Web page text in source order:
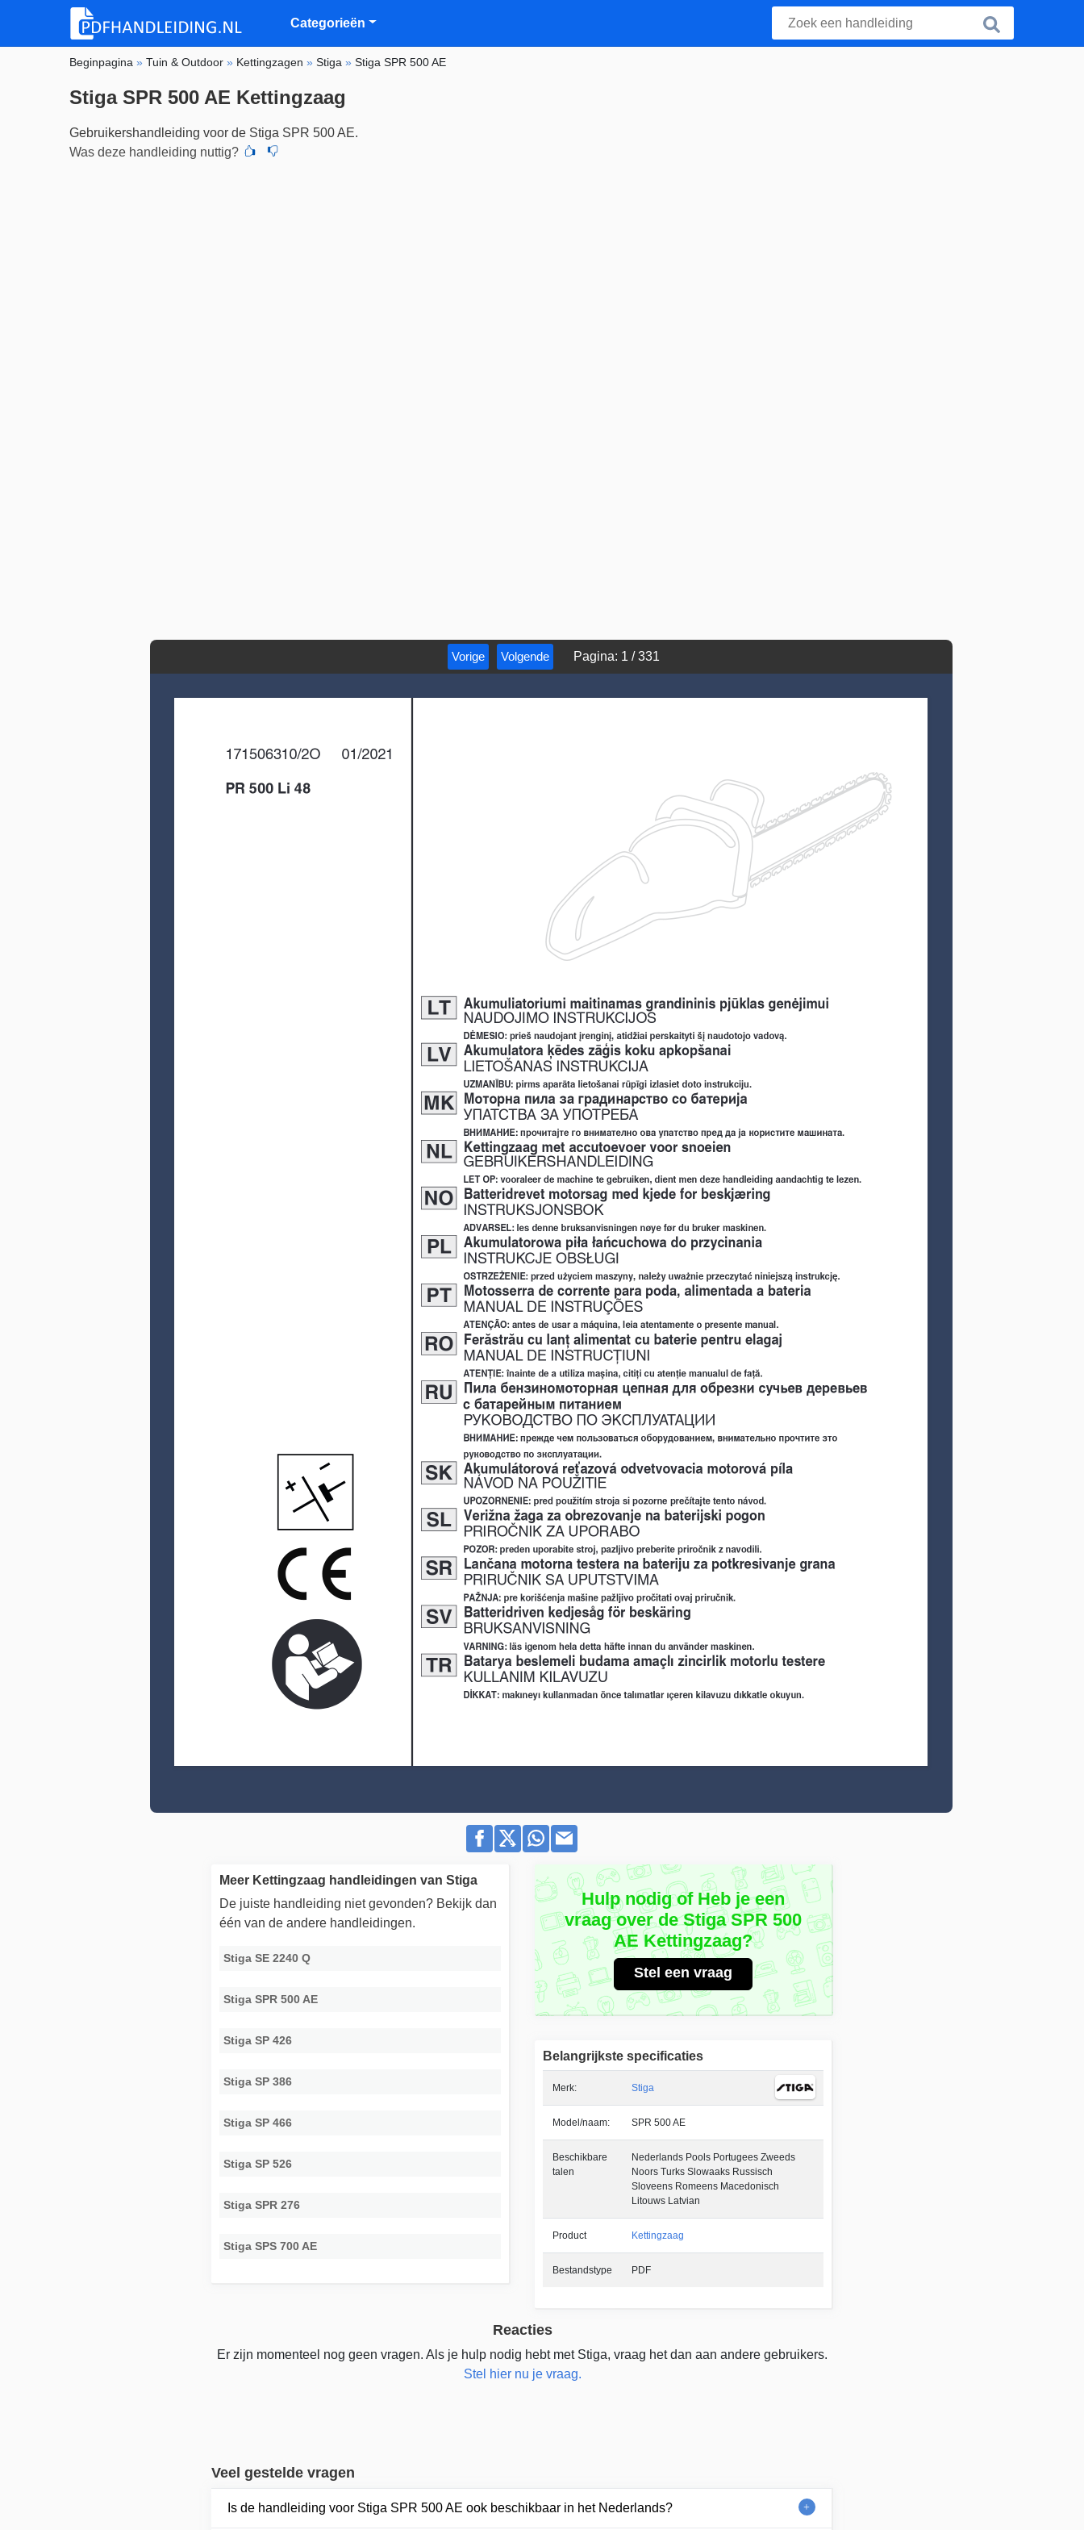
Categorieën
Beginpagina »Tuin & Outdoor » Kettingzagen »Stiga »Stiga SPR 500 AE
Stiga SPR 500 AE Kettingzaag
Gebruikershandleiding voor de Stiga SPR 500 AE.
Was deze handleiding nuttig?
Vorige Volgende Pagina: 1 /331
Hulp nodig of Heb je een
vraag over de Stiga SPR 500
AE Kettingzaag?
Stel een vraag
Belangrijkste specificaties
Merk: Stiga
Model/naam: SPR 500 AE
Beschikbare
talen
Nederlands Pools Portugees Zweeds
Noors Turks Slowaaks Russisch
Sloveens Romeens Macedonisch
Litouws Latvian
Product Kettingzaag
Bestandstype PDF
Meer Kettingzaag handleidingen van Stiga
De juiste handleiding niet gevonden? Bekijk dan
één van de andere handleidingen.
Stiga SE 2240 Q
Stiga SPR 500 AE
Stiga SP 426
Stiga SP 386
Stiga SP 466
Stiga SP 526
Stiga SPR 276
Stiga SPS 700 AE
Reacties
Er zijn momenteel nog geen vragen. Als je hulp nodig hebt met Stiga, vraag het dan aan andere gebruikers.
Stel hier nu je vraag.
Veel gestelde vragen
Is de handleiding voor Stiga SPR 500 AE ook beschikbaar in het Nederlands?